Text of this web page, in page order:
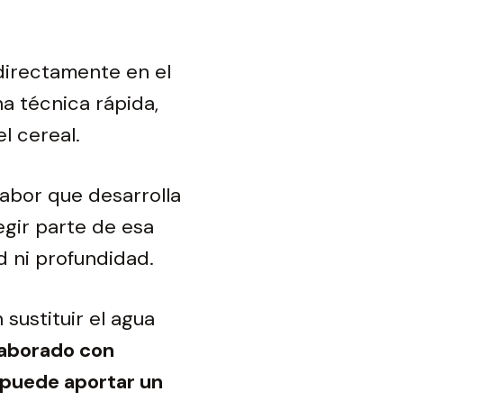
en el
técnica rápida,
cereal.
que desarrolla
parte de esa
ni profundidad.
sustituir el agua
con
aportar un